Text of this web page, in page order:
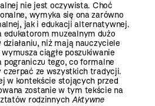
nie jest oczywista. Choć
wymyka się ona zarówno
jak i edukacji alternatywnej.
edukatorom muzealnym dużo
niż mają nauczyciele
ciągłe poszukiwanie
pograniczu tego, co formalne
czerpać ze wszystkich tradycji.
w kontekście stojących przed
zostanie w tym tekście na
rodzinnych Aktywne